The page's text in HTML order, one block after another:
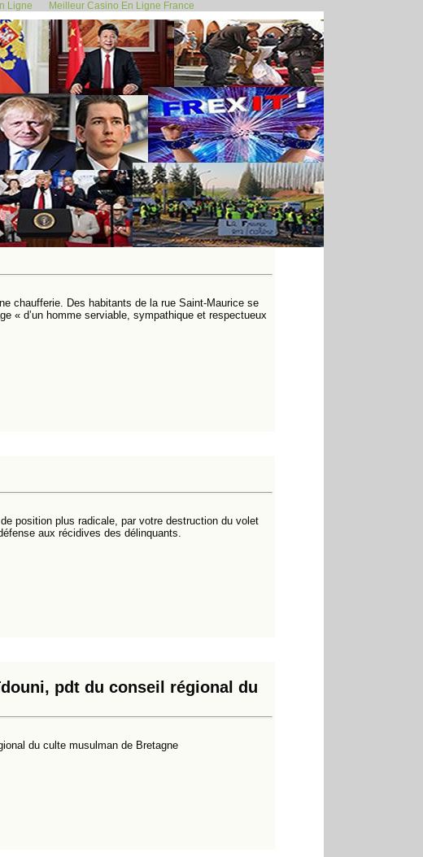
Ligne Meilleur Casino En Ligne France
436 437 438 439 440450
460
470
480
490
500
600
> >>
chaufferie. Des habitants de la rue Saint-Maurice se
« d’un homme serviable, sympathique et respectueux
position plus radicale, par votre destruction du volet
aux récidives des délinquants.
pdt du conseil régional du
du culte musulman de Bretagne